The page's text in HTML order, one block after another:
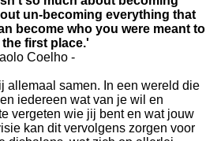
un-becoming everything that
become who you were meant to
the first place.'
Coelho -
allemaal samen. In een wereld die
iedereen wat van je wil en
vergeten wie jij bent en wat jouw
kan dit vervolgens zorgen voor